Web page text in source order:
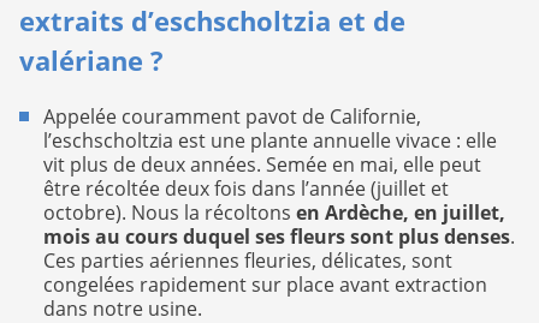
extraits d’eschscholtzia et de
valériane ?
Appelée couramment pavot de Californie,
l’eschscholtzia est une plante annuelle vivace : elle
vit plus de deux années. Semée en mai, elle peut
être récoltée deux fois dans l’année (juillet et
octobre). Nous la récoltons en Ardèche, en juillet,
mois au cours duquel ses fleurs sont plus denses.
Ces parties aériennes fleuries, délicates, sont
congelées rapidement sur place avant extraction
dans notre usine.